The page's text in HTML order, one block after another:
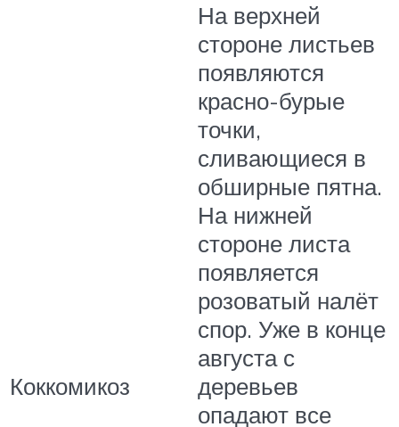
Коккомикоз
На верхней
стороне листьев
появляются
красно-бурые
точки,
сливающиеся в
обширные пятна.
На нижней
стороне листа
появляется
розоватый налёт
спор. Уже в конце
августа с
деревьев
опадают все